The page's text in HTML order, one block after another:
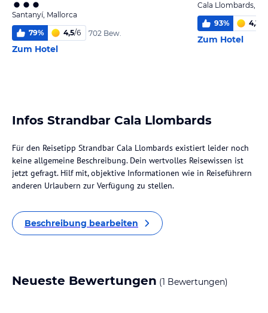
Santanyí, Mallorca
79% 4,5/6 702 Bew.
Zum Hotel
Cala Llombards,
93% 4,3
Zum Hotel
Infos Strandbar Cala Llombards
Für den Reisetipp Strandbar Cala Llombards existiert leider noch
keine allgemeine Beschreibung. Dein wertvolles Reisewissen ist
jetzt gefragt. Hilf mit, objektive Informationen wie in Reiseführern
anderen Urlaubern zur Verfügung zu stellen.
Beschreibung bearbeiten
Neueste Bewertungen (1 Bewertungen)